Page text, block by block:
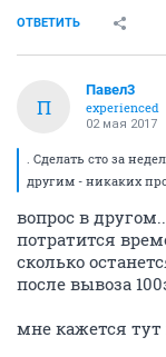
ОТВЕТИТЬ
П
Павел3
experienced
02 мая 2017
. Сделать сто за
другим - никаких
вопрос в
потратится
сколько
после вывоза
мне кажется тут